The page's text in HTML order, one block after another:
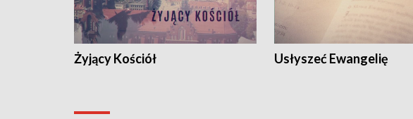
Żyjący Kościół Usłyszeć Ewangelię